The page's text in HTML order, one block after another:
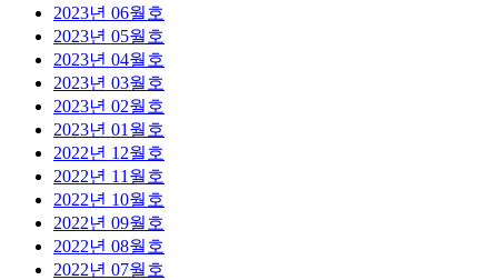
2023년 06월호
2023년 05월호
2023년 04월호
2023년 03월호
2023년 02월호
2023년 01월호
2022년 12월호
2022년 11월호
2022년 10월호
2022년 09월호
2022년 08월호
2022년 07월호